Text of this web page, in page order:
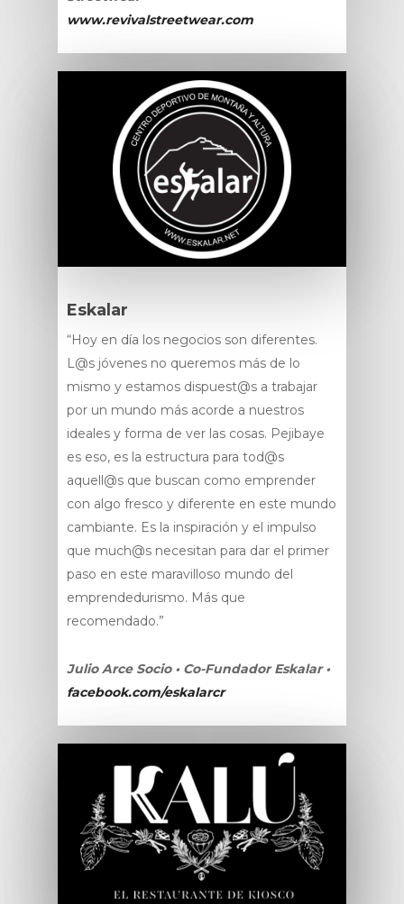
www.revivalstreetwear.com
Eskalar
“Hoy en día los negocios son diferentes.
L@s jóvenes no queremos más de lo
mismo y estamos dispuest@s a trabajar
por un mundo más acorde a nuestros
ideales y forma de ver las cosas. Pejibaye
es eso, es la estructura para tod@s
aquell@s que buscan como emprender
con algo fresco y diferente en este mundo
cambiante. Es la inspiración y el impulso
que much@s necesitan para dar el primer
paso en este maravilloso mundo del
emprendedurismo. Más que
recomendado.”
Julio Arce Socio • Co-Fundador Eskalar •
facebook.com/eskalarcr